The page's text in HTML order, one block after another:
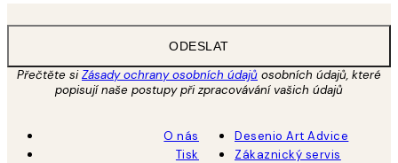
ODESLAT
Přečtěte siZásady ochrany osobních údajů osobních údajů, které
popisují naše postupy při zpracovávání vašich údajů
O nás
Tisk
Desenio Art Advice
Zákaznický servis